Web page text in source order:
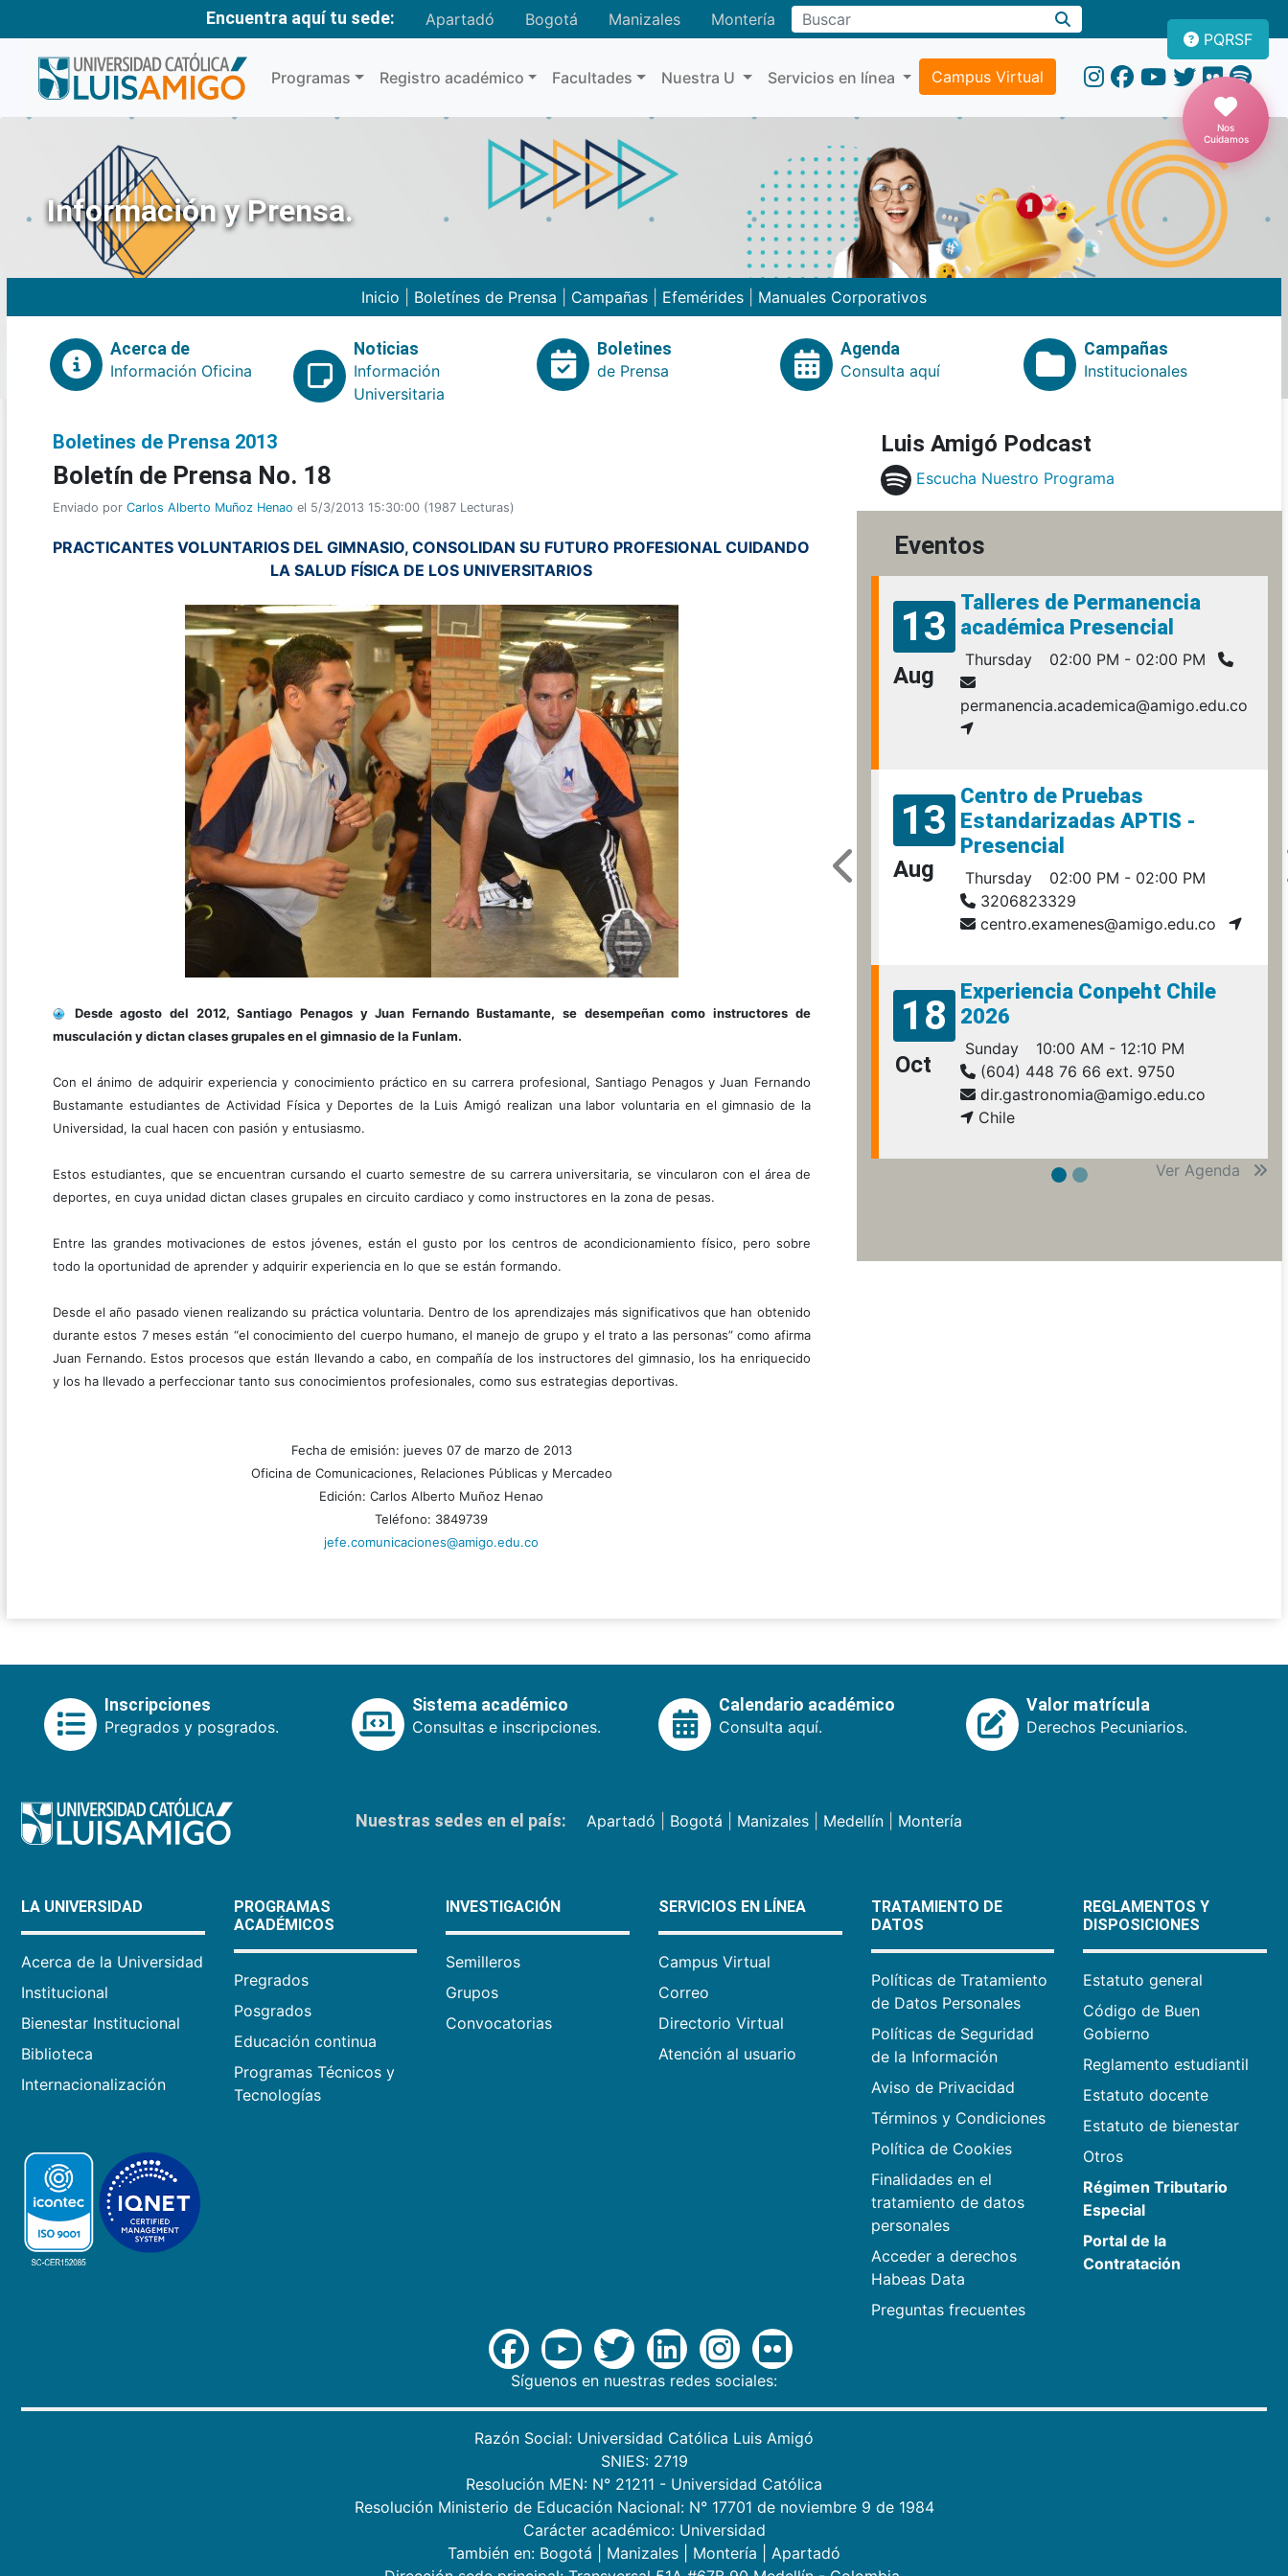
Encuentra aquí tu sede: Apartadó Bogotá Manizales MonteríaBuscar
Programas Registro académico Facultades Nuestra U Servicios en línea Campus Virtual
PQRSF
Nos
Cuidamos
Información y Prensa.
Inicio Boletínes de Prensa Campañas Efemérides Manuales Corporativos
Acerca de
Información Oficina
Noticias
Información
Universitaria
Boletines
de Prensa
Agenda
Consulta aquí
Campañas
Institucionales
Boletines de Prensa 2013
Boletí­n de Prensa No. 18
Enviado por Carlos Alberto Muñoz Henao el 5/3/2013 15:30:00 (1987 Lecturas)
PRACTICANTES VOLUNTARIOS DEL GIMNASIO, CONSOLIDAN SU FUTURO PROFESIONAL CUIDANDO
LA SALUD FÍSICA DE LOS UNIVERSITARIOS
Desde agosto del 2012, Santiago Penagos y Juan Fernando Bustamante, se desempeñan como instructores de
musculación y dictan clases grupales en el gimnasio de la Funlam.
Con el ánimo de adquirir experiencia y conocimiento práctico en su carrera profesional, Santiago Penagos y Juan Fernando
Bustamante estudiantes de Actividad Física y Deportes de la Luis Amigó realizan una labor voluntaria en el gimnasio de la
Universidad, la cual hacen con pasión y entusiasmo.
Estos estudiantes, que se encuentran cursando el cuarto semestre de su carrera universitaria, se vincularon con el área de
deportes, en cuya unidad dictan clases grupales en circuito cardiaco y como instructores en la zona de pesas.
Entre las grandes motivaciones de estos jóvenes, están el gusto por los centros de acondicionamiento físico, pero sobre
todo la oportunidad de aprender y adquirir experiencia en lo que se están formando.
Desde el año pasado vienen realizando su práctica voluntaria. Dentro de los aprendizajes más significativos que han obtenido
durante estos 7 meses están “el conocimiento del cuerpo humano, el manejo de grupo y el trato a las personas” como afirma
Juan Fernando. Estos procesos que están llevando a cabo, en compañía de los instructores del gimnasio, los ha enriquecido
y los ha llevado a perfeccionar tanto sus conocimientos profesionales, como sus estrategias deportivas.
Fecha de emisión: jueves 07 de marzo de 2013
Oficina de Comunicaciones, Relaciones Públicas y Mercadeo
Edición: Carlos Alberto Muñoz Henao
Teléfono: 3849739
jefe.comunicaciones@amigo.edu.co
Luis Amigó Podcast
Escucha Nuestro Programa
Eventos
13
Aug
Talleres de Permanencia
académica Presencial
Thursday 02:00 PM - 02:00 PM
permanencia.academica@amigo.edu.co
13
Aug
Centro de Pruebas
Estandarizadas APTIS -
Presencial
Thursday
02:00 PM - 02:00 PM
3206823329
centro.examenes@amigo.edu.co
18
Oct
Experiencia Conpeht Chile
2026
Sunday
10:00 AM - 12:10 PM
(604) 448 76 66 ext. 9750
dir.gastronomia@amigo.edu.co
Chile
Ver Agenda
Inscripciones
Pregrados y posgrados.
Sistema académico
Consultas e inscripciones.
Calendario académico
Consulta aquí.
Valor matrícula
Derechos Pecuniarios.
Nuestras sedes en el país: Apartadó Bogotá Manizales| Medellín| Montería
LA UNIVERSIDAD
Acerca de la Universidad
Institucional
Bienestar Institucional
Biblioteca
Internacionalización
PROGRAMAS
ACADÉMICOS
Pregrados
Posgrados
Educación continua
Programas Técnicos y
Tecnologías
INVESTIGACIÓN
Semilleros
Grupos
Convocatorias
SERVICIOS EN LÍNEA
Campus Virtual
Correo
Directorio Virtual
Atención al usuario
TRATAMIENTO DE
DATOS
Políticas de Tratamiento
de Datos Personales
Políticas de Seguridad
de la Información
Aviso de Privacidad
Términos y Condiciones
Política de Cookies
Finalidades en el
tratamiento de datos
personales
Acceder a derechos
Habeas Data
Preguntas frecuentes
REGLAMENTOS Y
DISPOSICIONES
Estatuto general
Código de Buen
Gobierno
Reglamento estudiantil
Estatuto docente
Estatuto de bienestar
Otros
Régimen Tributario
Especial
Portal de la
Contratación
Síguenos en nuestras redes sociales:
Razón Social: Universidad Católica Luis Amigó
SNIES: 2719
Resolución MEN: N° 21211 - Universidad Católica
Resolución Ministerio de Educación Nacional: N° 17701 de noviembre 9 de 1984
Carácter académico: Universidad
También en: Bogotá Manizales Montería
Apartadó